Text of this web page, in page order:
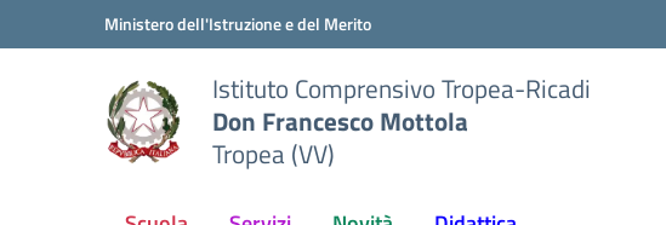
Vai ai contenuti
Vai al menu di navigazioneMinistero dell'Istruzione e del Merito
Istituto Comprensivo Tropea-Ricadi
Don Francesco Mottola
Tropea (VV)